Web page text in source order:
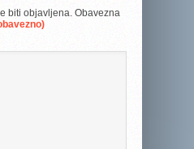
biti objavljena. Obavezna